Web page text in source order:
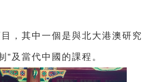
，其中一個是與北大港澳研究
及當代中國的課程。